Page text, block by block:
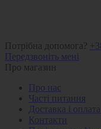
Потрібна допомога?
Передзвоніть мені
Про магазин
Про нас
Часті питання
Доставка і оплата
Контакти